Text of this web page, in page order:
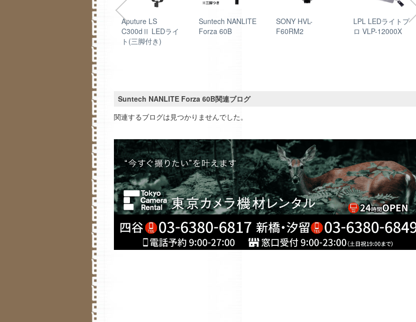
Suntech NANLITE
Aputure LS
C300dⅡ LEDライ
ト(三脚付き)
Suntech NANLITE
Forza 60B
SONY HVL-
F60RM2
LPL LEDライトプ
ロ VLP-12000X
Suntech NANLITE Forza 60B関連ブログ
関連するブログは見つかりませんでした。